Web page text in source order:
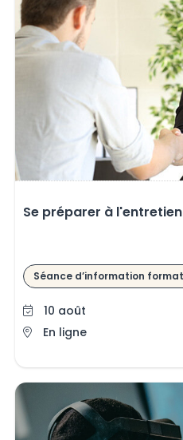
Se préparer à
Séance d’information
10 août
En ligne